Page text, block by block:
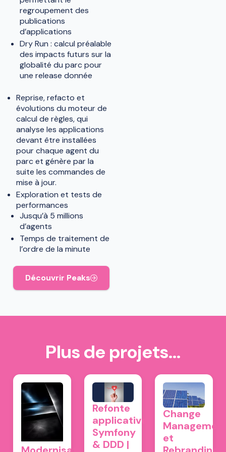
regroupement des
publications
d’applications
Dry Run : calcul préalable
des impacts futurs sur la
globalité du parc pour
une release donnée
Reprise, refacto et
évolutions du moteur de
calcul de règles, qui
analyse les applications
devant être installées
pour chaque agent du
parc et génère par la
suite les commandes de
mise à jour.
Exploration et tests de
performances
Jusqu’à 5 millions
d’agents
Temps de traitement de
l’ordre de la minute
Découvrir Peaks
Plus de projets…
Refonte
applicative
Symfony
& DDD |
Change
et